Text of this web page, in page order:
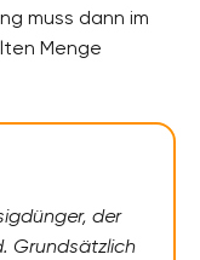
muss dann im
Menge
der
Grundsätzlich